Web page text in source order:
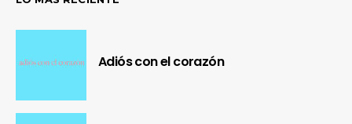
Adiós con el corazón